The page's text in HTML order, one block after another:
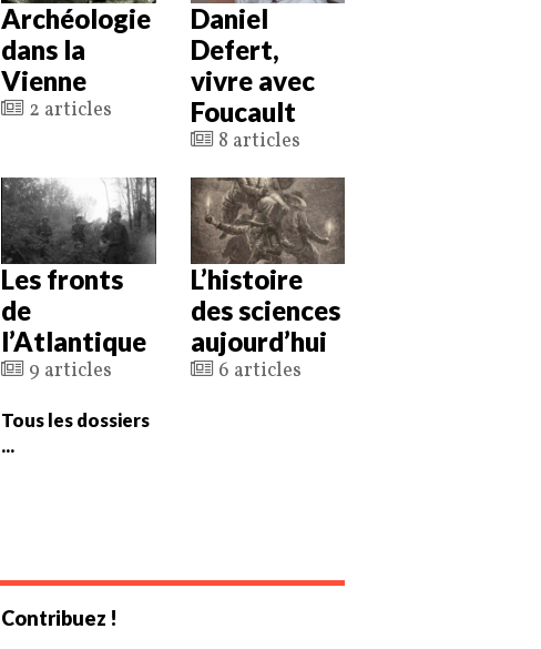
Archéologie
dans la
Vienne
2 articles
Daniel
Defert,
vivre avec
Foucault
8 articles
Les fronts
de
l’Atlantique
9 articles
L’histoire
des sciences
aujourd’hui
6 articles
Tous les dossiers
...
Contribuez !